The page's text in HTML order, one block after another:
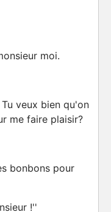
moi.
veux bien qu'on
me faire plaisir?
bonbons pour
!''